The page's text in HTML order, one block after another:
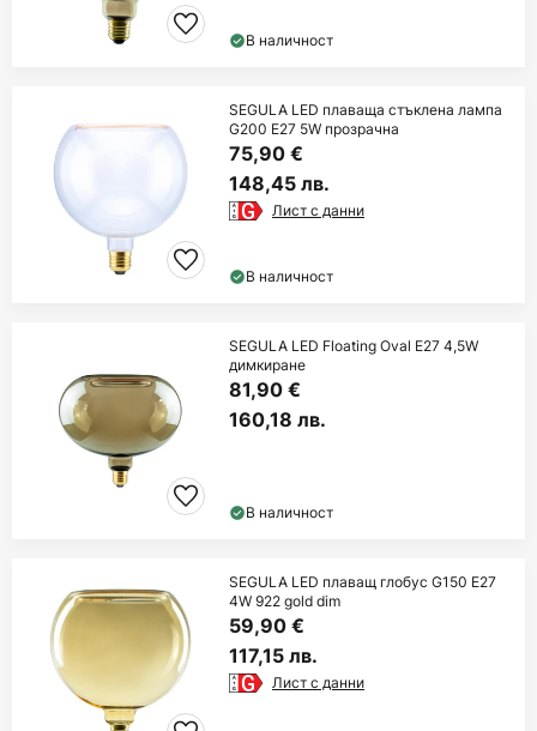
В наличност
SEGULA LED плаваща стъклена лампа
G200 E27 5W прозрачна
75,90 €
148,45 лв.
Лист с данни
В наличност
SEGULA LED Floating Oval E27 4,5W
димкиране
81,90 €
160,18 лв.
В наличност
SEGULA LED плаващ глобус G150 E27
4W 922 gold dim
59,90 €
117,15 лв.
Лист с данни